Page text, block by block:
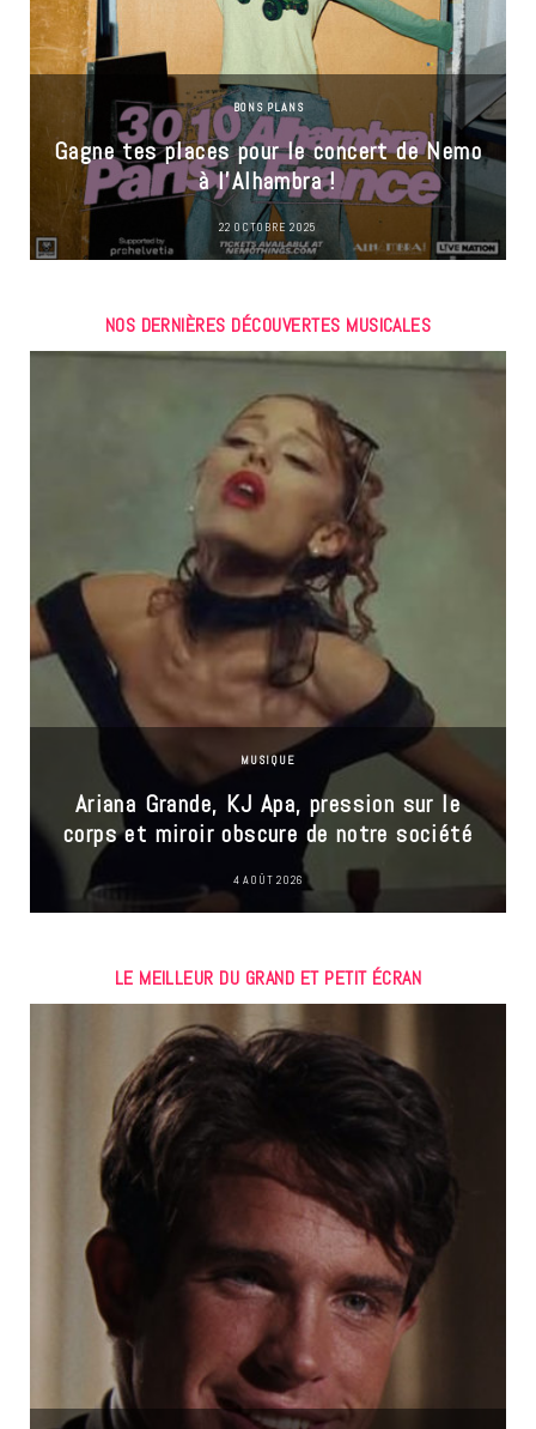
BONS PLANS
Gagne tes places pour le concert de Nemo
à l’Alhambra !
22 OCTOBRE 2025
NOS DERNIÈRES DÉCOUVERTES MUSICALES
MUSIQUE
Ariana Grande, KJ Apa, pression sur le
corps et miroir obscure de notre société
4 AOÛT 2026
LE MEILLEUR DU GRAND ET PETIT ÉCRAN